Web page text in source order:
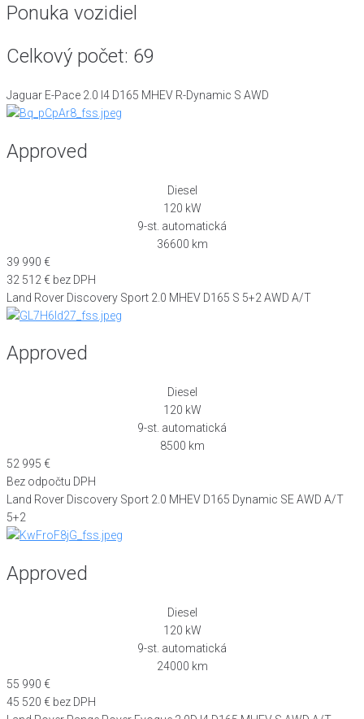
Ponuka vozidiel
Celkový počet: 69
Jaguar E-Pace 2.0 I4 D165 MHEV R-Dynamic S AWD
Approved
Diesel
120 kW
9-st. automatická
36600 km
39 990 €
32 512 € bez DPH
Land Rover Discovery Sport 2.0 MHEV D165 S 5+2 AWD A/T
Approved
Diesel
120 kW
9-st. automatická
8500 km
52 995 €
Bez odpočtu DPH
Land Rover Discovery Sport 2.0 MHEV D165 Dynamic SE AWD A/T
5+2
Approved
Diesel
120 kW
9-st. automatická
24000 km
55 990 €
45 520 € bez DPH